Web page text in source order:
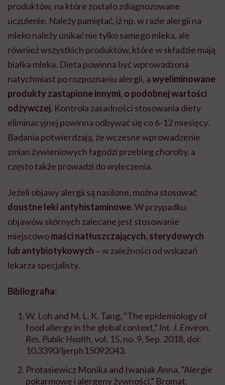
produktów, na które zostało zdiagnozowane
uczulenie. Należy pamiętać, iż np. w razie alergii na
mleko należy unikać nie tylko samego mleka, ale
również wszystkich produktów, które w składzie mają
białka mleka. Dieta powinna być wprowadzona
natychmiast po rozpoznaniu alergii, awyeliminowane
produkty zastąpione innymi, o podobnej wartości
odżywczej. Kontrola zasadności stosowania diety
eliminacyjnej powinna odbywać się co 6-12 miesięcy.
Badania potwierdzają, że wczesne wprowadzenie
zmian żywieniowych łagodzi przebieg choroby, a
często także prowadzi do wyleczenia.
Jeżeli objawy alergii są nasilone, można stosować
doustne leki antyhistaminowe. W przypadku
objawów skórnych zalecane jest stosowanie
miejscowomaści natłuszczających, sterydowych
lub antybiotykowych‒ w zależności od wskazań
lekarza specjalisty.
Bibliografia:
W. Loh and M. L. K. Tang, “The epidemiologyof
food allergyin the global context,” Int. J. Environ.
Res. PublicHealth, vol. 15, no. 9, Sep. 2018, doi:
10.3390/ijerph15092043.
Protasiewicz Monika and Iwaniak Anna, “Alergie
pokarmowe i alergeny żywności,” Bromat.